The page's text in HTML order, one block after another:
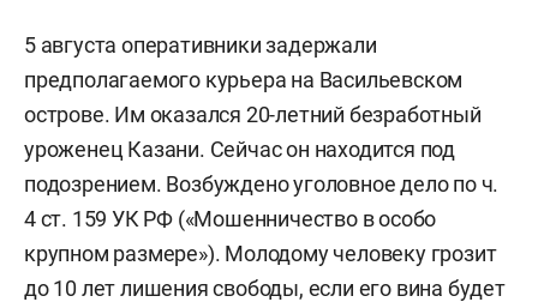
5 августа оперативники задержали
предполагаемого курьера на Васильевском
острове. Им оказался 20-летний безработный
уроженец Казани. Сейчас он находится под
подозрением. Возбуждено уголовное дело по ч.
4 ст. 159 УК РФ («Мошенничество в особо
крупном размере»). Молодому человеку грозит
до 10 лет лишения свободы, если его вина будет